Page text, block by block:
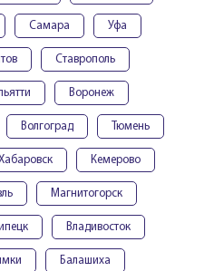
Самара Уфа
Ставрополь
Воронеж
Волгоград Тюмень
Кемерово
Магнитогорск
Владивосток
Балашиха